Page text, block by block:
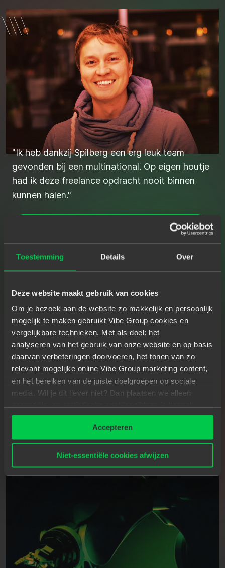
Toestemming Details Over
Deze website maakt gebruik van cookies
Om je bezoek aan de website zo makkelijk en persoonlijk
mogelijk te maken gebruikt Vibe Group cookies en
vergelijkbare technieken. Met als doel: het
analyseren van het gebruik van onze website en op basis
daarvan verbeteringen doorvoeren, het tonen van zo
relevant mogelijke online Vibe Group marketing content,
en het bereiken van de juiste doelgroepen op sociale
media. Wil je dit liever niet? Dan plaatsen we alleen
essentiële- en statistische cookies tijdens je bezoek.
Meer weten? Klik hierboven op 'Details' of lees onze
Accepteren
Niet-essentiële cookies afwijzen
"Ik heb dankzij Spilberg een erg leuk team
gevonden bij een multinational. Op eigen houtje
had ik deze freelance opdracht nooit binnen
kunnen halen."
“De juiste kandidaten snel en efficiënt
gevonden via Spilberg.”
ZO VOND STIJN DE JUISTE JAVA
NSIGHTS & EVENTS
Lees hier over Spilberg evenementen, én de
nieuwste trends op het gebied van IT
Development & Testing.
Agile & Product Insights & events